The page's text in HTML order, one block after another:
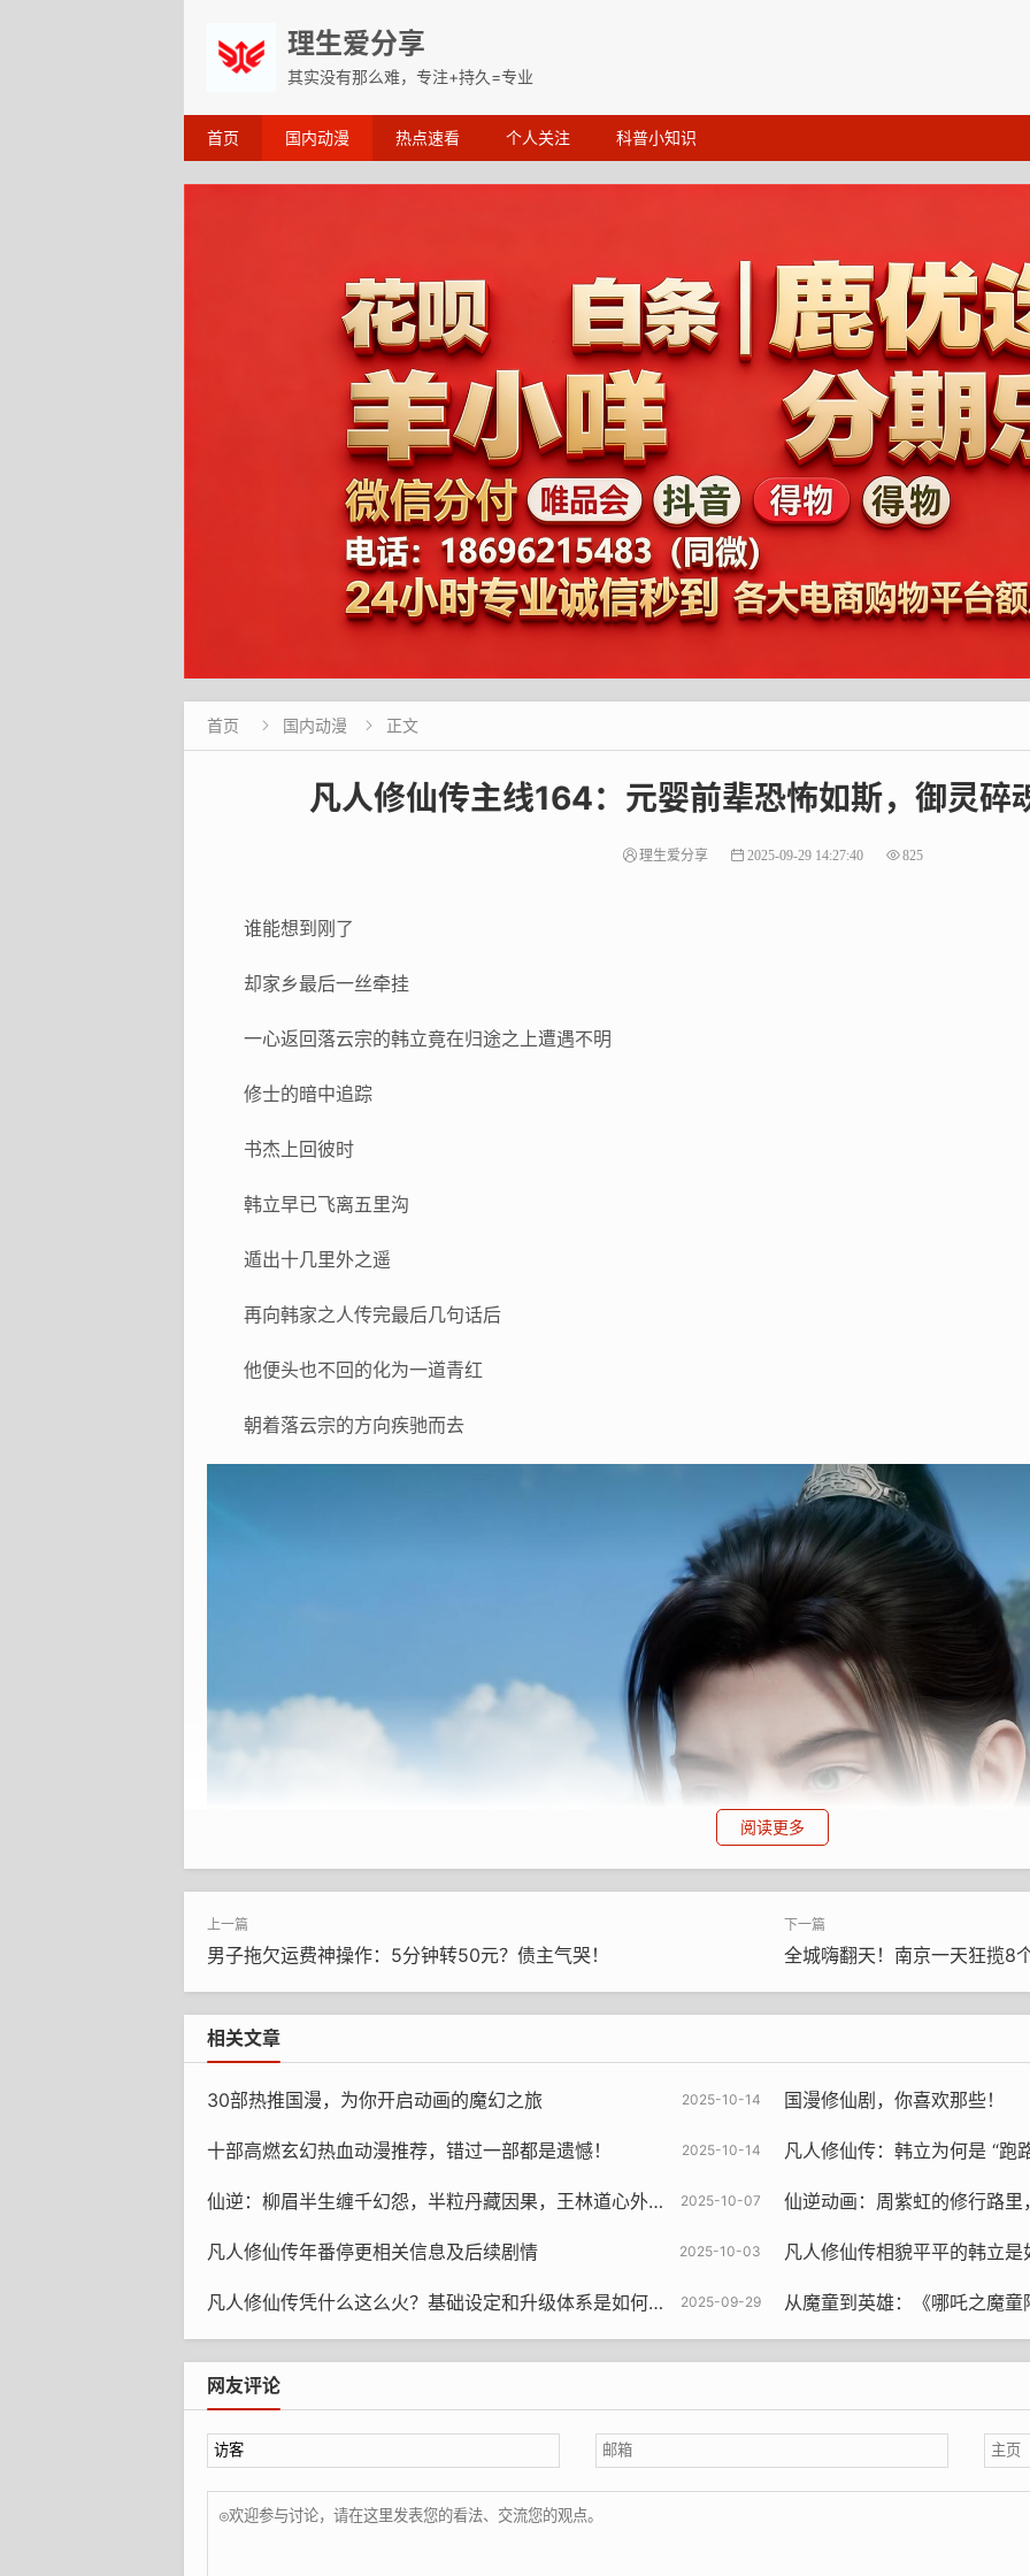
理生爱分享
其实没有那么难，专注+持久=专业
首页 国内动漫 热点速看 个人关注 科普小知识
首页  国内动漫  正文
凡人修仙传主线164：元婴前辈恐怖如斯，御灵碎
理生爱分享 2025-09-29 14:27:40 825
谁能想到刚了
却家乡最后一丝牵挂
一心返回落云宗的韩立竟在归途之上遭遇不明
修士的暗中追踪
书杰上回彼时
韩立早已飞离五里沟
遁出十几里外之遥
再向韩家之人传完最后几句话后
他便头也不回的化为一道青红
朝着落云宗的方向疾驰而去
但他心中真正的家人始终是顾的父母与兄长
小妹
即便那两位儒生与大汉对他恭敬有加
阅读更多
男子拖欠运费神操作：5分钟转50元？债主气哭！ 全城嗨翻天！南京一天狂揽8
相关文章
2025-10-14
30部热推国漫，为你开启动画的魔幻之旅 国漫修仙剧，你喜欢那些！
2025-10-14
十部高燃玄幻热血动漫推荐，错过一部都是遗憾！ 凡人修仙传：韩立为何是 “跑路宗师”？黄枫
2025-10-07
仙逆：柳眉半生缠千幻怨，半粒丹藏因果，王林道心外的风终吹尽尘缘 仙逆动画：周紫虹的修行路里，藏着多少
2025-10-03
凡人修仙传年番停更相关信息及后续剧情 凡人修仙传相貌平平的韩立是如何
2025-09-29
凡人修仙传凭什么这么火？基础设定和升级体系是如何逐渐完善的？ 从魔童到英雄：《哪吒之魔童降世》
网友评论